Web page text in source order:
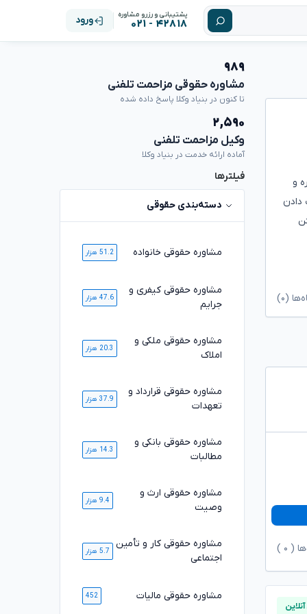
پشتیبانی و رزرو مشاوره
۴۲۸۱۸ - ۰۲۱ ورود
و
دادن
(۰)
( ۰
۹۸۹
مشاوره حقوقی مزاحمت تلفنی
تا کنون در بنیاد وکلا پاسخ داده شده
۲,۵۹۰
وکیل مزاحمت تلفنی
آماده ارائه خدمت در بنیاد وکلا
فیلترها
دسته‌بندی حقوقی
مشاوره حقوقی خانواده 51.2 هزار
مشاوره حقوقی کیفری و
جرایم
47.6 هزار
مشاوره حقوقی ملکی و
املاک
20.3 هزار
مشاوره حقوقی قرارداد و
تعهدات
37.9 هزار
مشاوره حقوقی بانکی و
مطالبات
14.3 هزار
مشاوره حقوقی ارث و
وصیت
9.4 هزار
مشاوره حقوقی کار و تأمین
اجتماعی
5.7 هزار
مشاوره حقوقی مالیات 452